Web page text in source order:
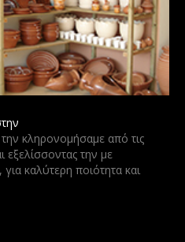
κληρονομήσαμε από τις
εξελίσσοντας την με
καλύτερη ποιότητα και